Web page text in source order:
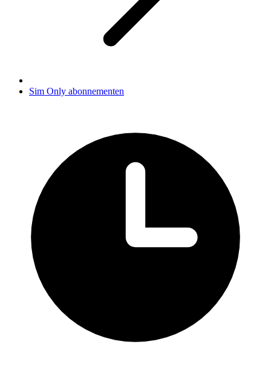
Sim Only abonnementen